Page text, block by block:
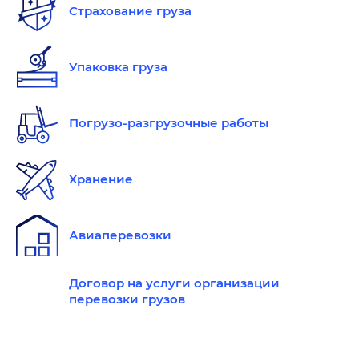
Страхование груза
Упаковка груза
Погрузо-разгрузочные работы
Хранение
Авиаперевозки
Договор на услуги организации
перевозки грузов